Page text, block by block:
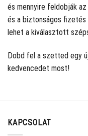
és mennyire feldobják
és a biztonságos fizetés
lehet a kiválasztott
Dobd fel a szetted egy
kedvencedet most!
KAPCSOLAT